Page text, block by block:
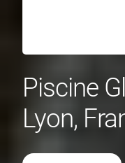
Piscine
Lyon,